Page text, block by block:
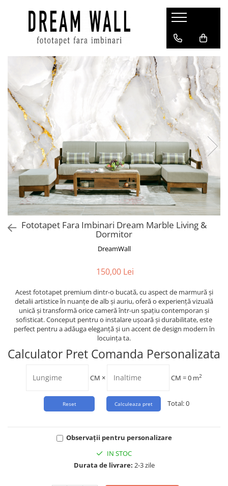
Fototapet fara imbinari
ExclusivArt
Arhitectura
Fluid Art
Forme Geometrice
Fototapet 3D
Frescă
Frunze
Natura
Peisaj
Pentru copii
TropicalFototapet Fara Imbinari Dream Marble Living &
Dormitor
DreamWall
150,00 Lei
Acest fototapet premium dintr-o bucată, cu aspect de marmură și
detalii artistice în nuanțe de alb și auriu, oferă o experiență vizuală
unică și transformă orice cameră într-un spațiu contemporan și
sofisticat. Conceput pentru o instalare ușoară și durabilitate, este
perfect pentru a adăuga eleganță și un accent de design modern în
locuința ta.
Calculator Pret Comanda Personalizata
CM × CM =0 m2
Total:0
Observații pentru personalizare
IN STOC
Durata de livrare: 2-3 zile